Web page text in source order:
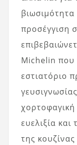
βιωσιμότητα
προσέγγιση
Michelin που
εστιατόριο
χορτοφαγική
ευελιξία
της